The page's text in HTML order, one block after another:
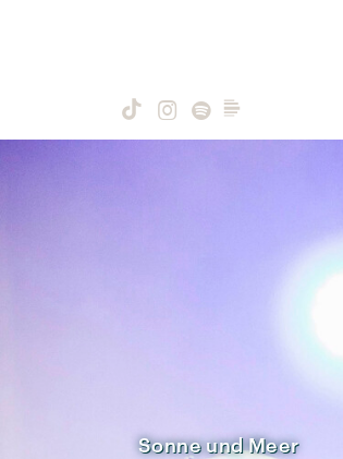
Sonne und Meer